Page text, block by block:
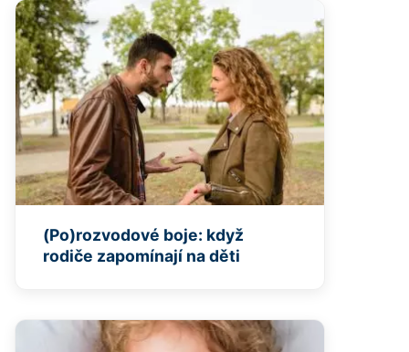
(Po)rozvodové boje: když
rodiče zapomínají na děti